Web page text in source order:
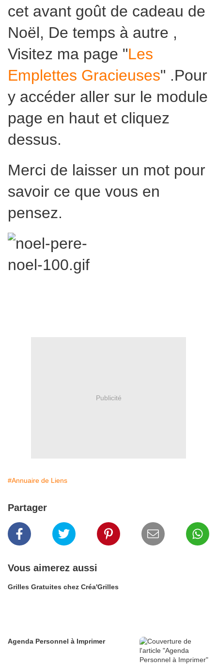
cet avant goût de cadeau de
Noël, De temps à autre ,
Visitez ma page "Les
Emplettes Gracieuses" .Pour
y accéder aller sur le module
page en haut et cliquez
dessus.
Merci de laisser un mot pour
savoir ce que vous en
pensez.
Publicité
#Annuaire de Liens
Partager
Vous aimerez aussi
Grilles Gratuites chez Créa'Grilles
Agenda Personnel à Imprimer